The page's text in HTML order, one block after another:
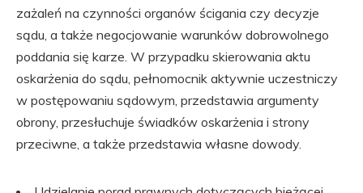
zażaleń na czynności organów ścigania czy decyzje
sądu, a także negocjowanie warunków dobrowolnego
poddania się karze. W przypadku skierowania aktu
oskarżenia do sądu, pełnomocnik aktywnie uczestniczy
w postępowaniu sądowym, przedstawia argumenty
obrony, przesłuchuje świadków oskarżenia i strony
przeciwne, a także przedstawia własne dowody.